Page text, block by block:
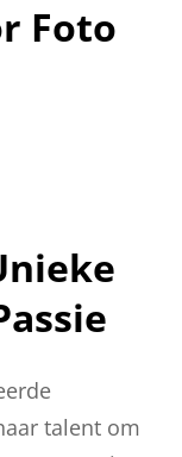
Foto
talent om